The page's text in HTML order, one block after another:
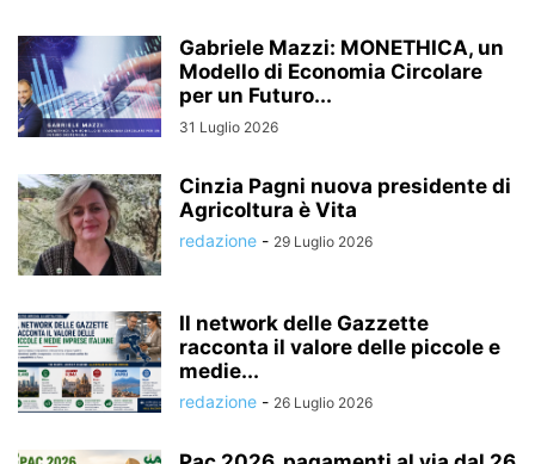
Gabriele Mazzi: MONETHICA, un
Modello di Economia Circolare
per un Futuro...
31 Luglio 2026
Cinzia Pagni nuova presidente di
Agricoltura è Vita
redazione - 29 Luglio 2026
Il network delle Gazzette
racconta il valore delle piccole e
medie...
redazione - 26 Luglio 2026